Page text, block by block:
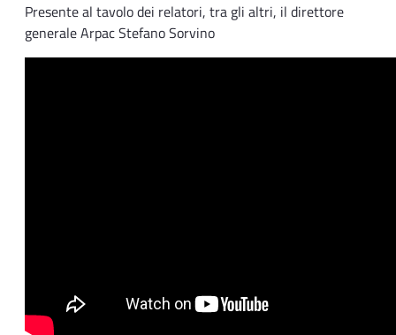
Presente al tavolo dei relatori, tra gli altri, il direttore
generale Arpac Stefano Sorvino